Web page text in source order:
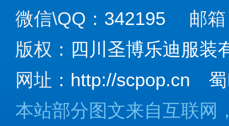
微信\QQ： 342195 邮箱
版权： 四川圣博乐迪服装
网址： http://scpop.cn
本站部分图文来自互联网